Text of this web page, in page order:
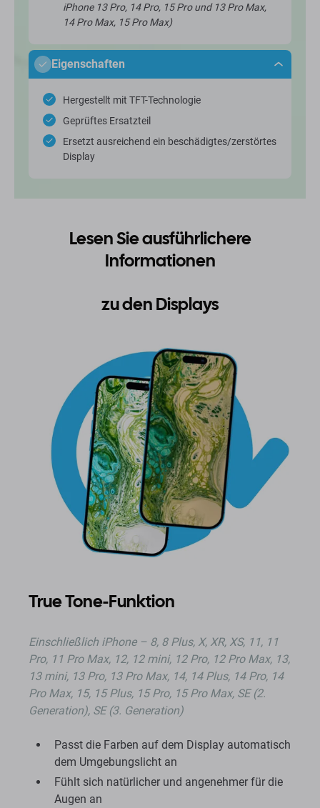
iPhone 13 Pro, 14 Pro, 15 Pro und 13 Pro Max,
14 Pro Max, 15 Pro Max)
Eigenschaften
Hergestellt mit TFT-Technologie
Geprüftes Ersatzteil
Ersetzt ausreichend ein beschädigtes/zerstörtes
Display
Lesen Sie ausführlichere
Informationen
zu den Displays
True Tone-Funktion
Einschließlich iPhone – 8, 8 Plus, X, XR, XS, 11, 11
Pro, 11 Pro Max, 12, 12 mini, 12 Pro, 12 Pro Max, 13,
13 mini, 13 Pro, 13 Pro Max, 14, 14 Plus, 14 Pro, 14
Pro Max, 15, 15 Plus, 15 Pro, 15 Pro Max, SE (2.
Generation), SE (3. Generation)
Passt die Farben auf dem Display automatisch
dem Umgebungslicht an
Fühlt sich natürlicher und angenehmer für die
Augen an